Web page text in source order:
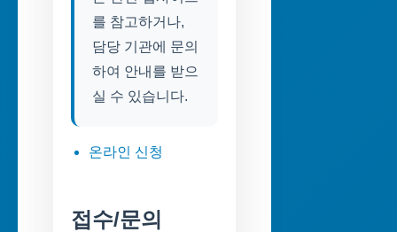
를 참고하거나,
담당 기관에 문의
하여 안내를 받으
실 수 있습니다.
온라인 신청
접수/문의